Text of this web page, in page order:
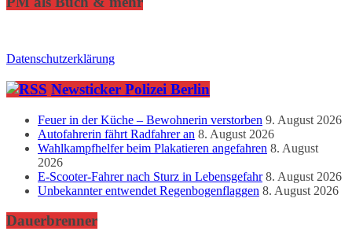
Datenschutzerklärung
Newsticker Polizei Berlin
Feuer in der Küche – Bewohnerin verstorben 9. August 2026
Autofahrerin fährt Radfahrer an 8. August 2026
Wahlkampfhelfer beim Plakatieren angefahren 8. August
2026
E-Scooter-Fahrer nach Sturz in Lebensgefahr 8. August 2026
Unbekannter entwendet Regenbogenflaggen 8. August 2026
Dauerbrenner